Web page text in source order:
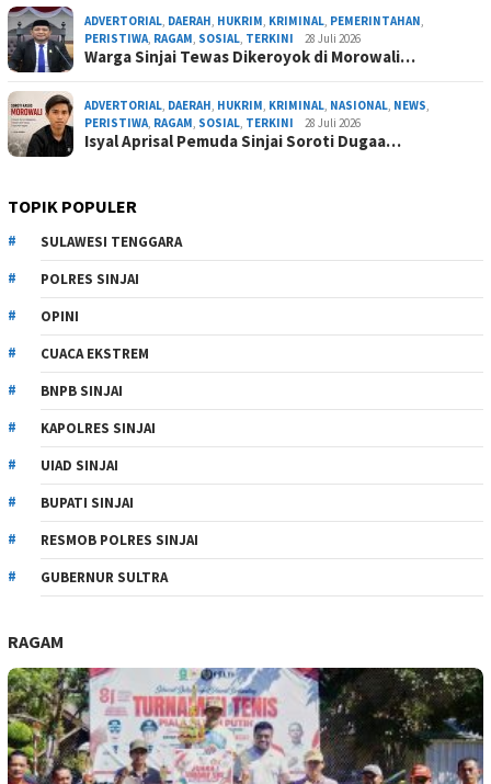
ADVERTORIAL, DAERAH, HUKRIM, KRIMINAL, PEMERINTAHAN,
PERISTIWA, RAGAM, SOSIAL, TERKINI 28 Juli 2026
Warga Sinjai Tewas Dikeroyok di Morowali…
ADVERTORIAL, DAERAH, HUKRIM, KRIMINAL, NASIONAL, NEWS,
PERISTIWA, RAGAM, SOSIAL, TERKINI 28 Juli 2026
Isyal Aprisal Pemuda Sinjai Soroti Dugaa…
TOPIK POPULER
SULAWESI TENGGARA
POLRES SINJAI
OPINI
CUACA EKSTREM
BNPB SINJAI
KAPOLRES SINJAI
UIAD SINJAI
BUPATI SINJAI
RESMOB POLRES SINJAI
GUBERNUR SULTRA
RAGAM